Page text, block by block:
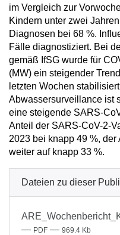
im Vergleich zur
Kindern unter zwei
Diagnosen bei 68 %.
Fälle diagnostiziert. Bei
gemäß IfSG wurde für
(MW) ein steigender
letzten Wochen
Abwassersurveillance ist
eine steigende SARS-
Anteil der SARS-CoV-2-
2023 bei knapp 49 %,
weiter auf knapp 33 %.
Dateien zu dieser
— PDF — 969.4 Kb